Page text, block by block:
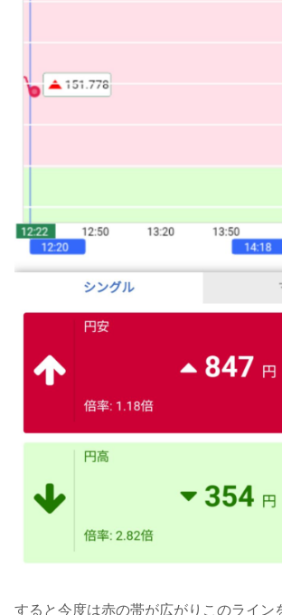
すると今度は赤の帯が広がりこのライン